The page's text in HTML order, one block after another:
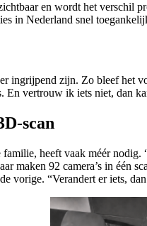
en wordt het
in Nederland snel
ingrijpend zijn. Zo bleef het
vertrouw ik iets niet, dan
scan
heeft vaak méér
maken 92 camera’s in één
“Verandert er iets,